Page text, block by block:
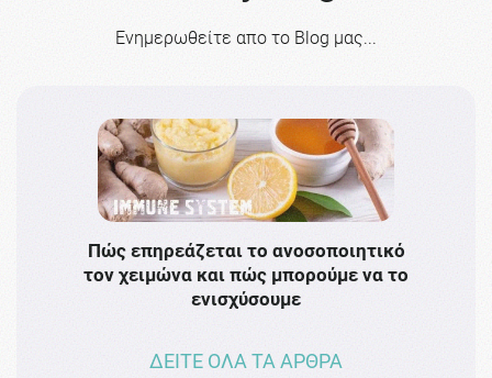
Ενημερωθείτε απο το Blog μας...
Πώς επηρεάζεται το ανοσοποιητικό
τον χειμώνα και πώς μπορούμε να το
ενισχύσουμε
ΔΕΙΤΕ ΟΛΑ ΤΑ ΑΡΘΡΑ